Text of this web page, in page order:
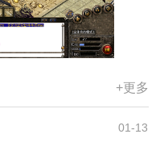
+更多
01-13